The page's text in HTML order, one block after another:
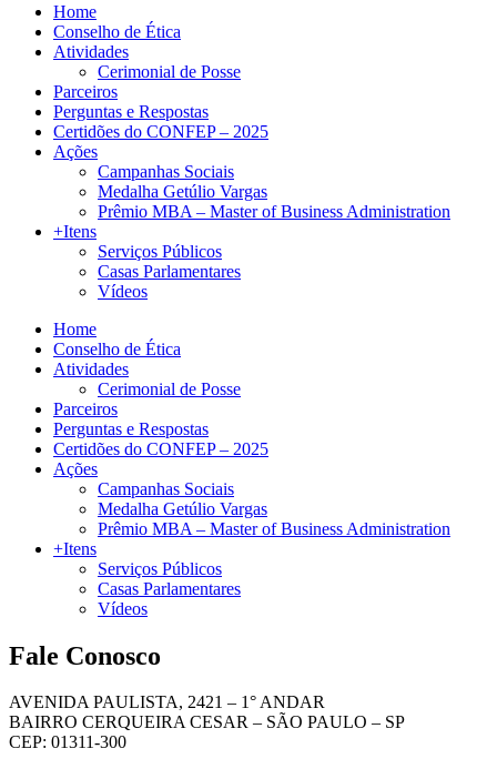
Home
Conselho de Ética
Atividades
Cerimonial de Posse
Parceiros
Perguntas e Respostas
Certidões do CONFEP – 2025
Ações
Campanhas Sociais
Medalha Getúlio Vargas
Prêmio MBA – Master of Business Administration
+Itens
Serviços Públicos
Casas Parlamentares
Vídeos
Home
Conselho de Ética
Atividades
Cerimonial de Posse
Parceiros
Perguntas e Respostas
Certidões do CONFEP – 2025
Ações
Campanhas Sociais
Medalha Getúlio Vargas
Prêmio MBA – Master of Business Administration
+Itens
Serviços Públicos
Casas Parlamentares
Vídeos
Fale Conosco
AVENIDA PAULISTA, 2421 – 1° ANDAR
BAIRRO CERQUEIRA CESAR – SÃO PAULO – SP
CEP: 01311-300